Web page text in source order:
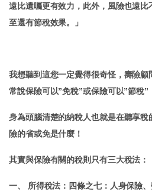
遠比遺囑更有效力，此外，風險也遠
至還有節稅效果。」
我想聽到這您一定覺得很奇怪，壽險顧
常說保險可以”免稅”或保險可以”節稅
身為頭腦清楚的納稅人也就是在聽享
險的省或免是什麼！
其實與保險有關的稅則只有三大稅法：
一、 所得稅法：四條之七：人身保險